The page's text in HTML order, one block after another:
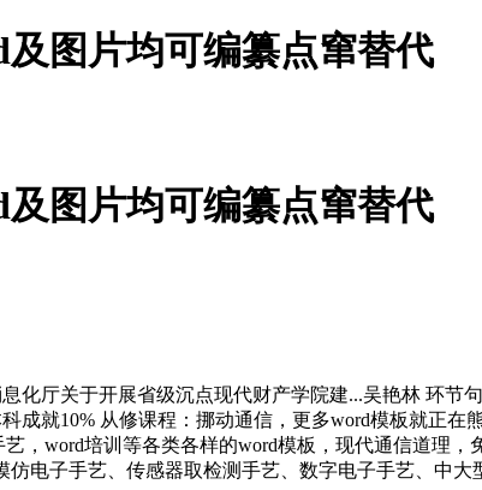
图片均可编纂点窜替代
图片均可编纂点窜替代
厅关于开展省级沉点现代财产学院建...吴艳林 环节
成就10% 从修课程：挪动通信，更多word模板就正
，word培训等各类各样的word模板，现代通信道理
电子手艺、传感器取检测手艺、数字电子手艺、中